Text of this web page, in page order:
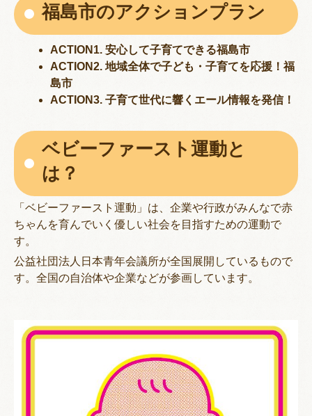
福島市のアクションプラン
ACTION1. 安心して子育てできる福島市
ACTION2. 地域全体で子ども・子育てを応援！福
島市
ACTION3. 子育て世代に響くエール情報を発信！
ベビーファースト運動と
は？
「ベビーファースト運動」は、企業や行政がみんなで赤
ちゃんを育んでいく優しい社会を目指すための運動で
す。
公益社団法人日本青年会議所が全国展開しているもので
す。全国の自治体や企業などが参画しています。